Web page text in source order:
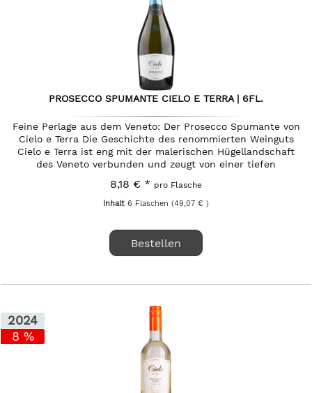
PROSECCO SPUMANTE CIELO E TERRA | 6FL.
Feine Perlage aus dem Veneto: Der Prosecco Spumante von
Cielo e Terra Die Geschichte des renommierten Weinguts
Cielo e Terra ist eng mit der malerischen Hügellandschaft
des Veneto verbunden und zeugt von einer tiefen
8,18 € * pro Flasche
Inhalt6 Flaschen(49,07 € )
Bestellen
2024
8 %